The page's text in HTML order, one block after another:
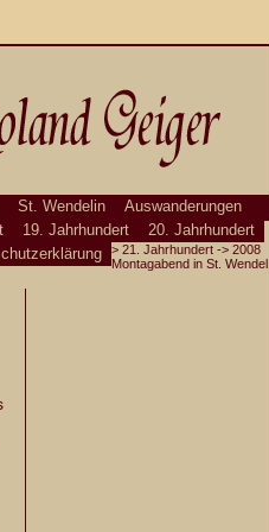
St. Wendelin
Auswanderungen
19. Jahrhundert
20. Jahrhundert
> 21. Jahrhundert -> 2008
Montagabend in St. Wendel.